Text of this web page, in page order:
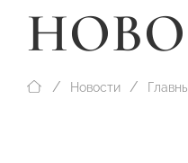
Новости